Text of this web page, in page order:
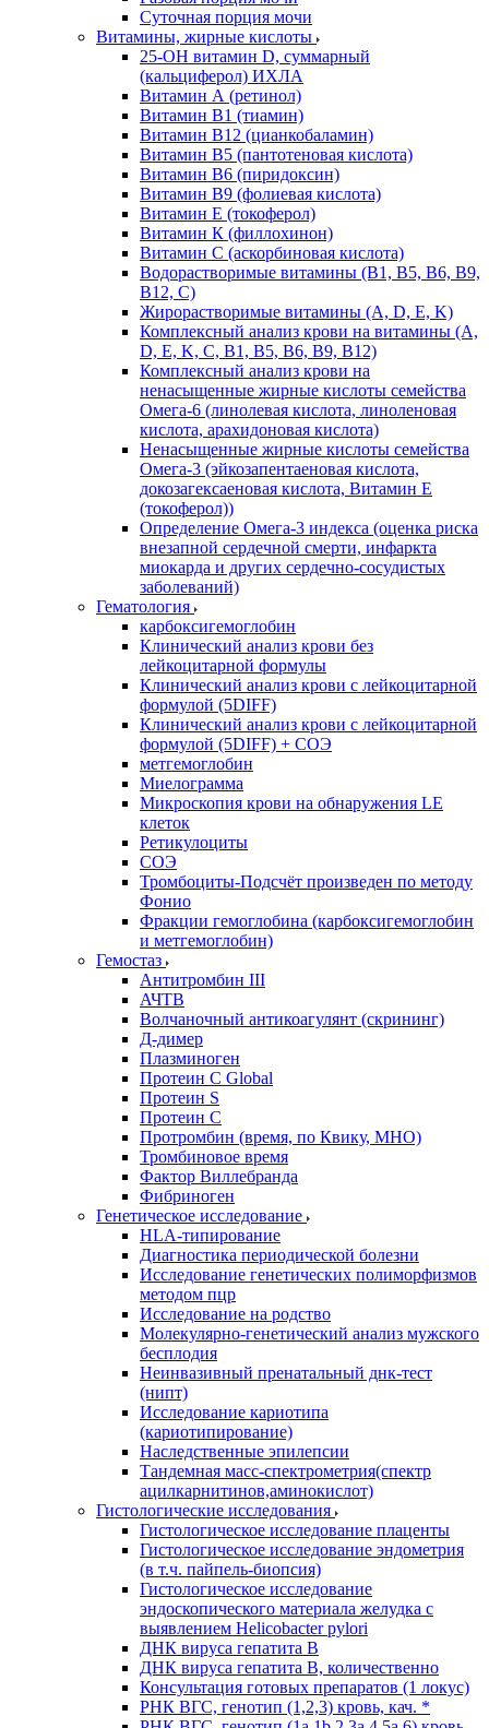
Суточная порция мочи
Витамины, жирные кислоты
25-OH витамин D, суммарный
(кальциферол) ИХЛА
Витамин А (ретинол)
Витамин В1 (тиамин)
Витамин В12 (цианкобаламин)
Витамин В5 (пантотеновая кислота)
Витамин В6 (пиридоксин)
Витамин В9 (фолиевая кислота)
Витамин Е (токоферол)
Витамин К (филлохинон)
Витамин С (аскорбиновая кислота)
Водорастворимые витамины (B1, B5, B6, В9,
В12, С)
Жирорастворимые витамины (A, D, E, K)
Комплексный анализ крови на витамины (A,
D, E, K, C, B1, B5, B6, В9, B12)
Комплексный анализ крови на
ненасыщенные жирные кислоты семейства
Омега-6 (линолевая кислота, линоленовая
кислота, арахидоновая кислота)
Ненасыщенные жирные кислоты семейства
Омега-3 (эйкозапентаеновая кислота,
докозагексаеновая кислота, Витамин E
(токоферол))
Определение Омега-3 индекса (оценка риска
внезапной сердечной смерти, инфаркта
миокарда и других сердечно-сосудистых
заболеваний)
Гематология
карбоксигемоглобин
Клинический анализ крови без
лейкоцитарной формулы
Клинический анализ крови с лейкоцитарной
формулой (5DIFF)
Клинический анализ крови с лейкоцитарной
формулой (5DIFF) + СОЭ
метгемоглобин
Миелограмма
Микроскопия крови на обнаружения LE
клеток
Ретикулоциты
СОЭ
Тромбоциты-Подсчёт произведен по методу
Фонио
Фракции гемоглобина (карбоксигемоглобин
и метгемоглобин)
Гемостаз
Антитромбин III
АЧТВ
Волчаночный антикоагулянт (скрининг)
Д-димер
Плазминоген
Протеин C Global
Протеин S
Протеин С
Протромбин (время, по Квику, МНО)
Тромбиновое время
Фактор Виллебранда
Фибриноген
Генетическое исследование
HLA-типирование
Диагностика периодической болезни
Исследование генетических полиморфизмов
методом пцр
Исследование на родство
Молекулярно-генетический анализ мужского
бесплодия
Неинвазивный пренатальный днк-тест
(нипт)
Исследование кариотипа
(кариотипирование)
Наследственные эпилепсии
Тандемная масс-спектрометрия(спектр
ацилкарнитинов,аминокислот)
Гистологические исследования
Гистологическое исследование плаценты
Гистологическое исследование эндометрия
(в т.ч. пайпель-биопсия)
Гистологическое исследование
эндоскопического материала желудка с
выявлением Helicobacter pylori
ДНК вируса гепатита B
ДНК вируса гепатита B, количественно
Консультация готовых препаратов (1 локус)
РНК ВГC, генотип (1,2,3) кровь, кач. *